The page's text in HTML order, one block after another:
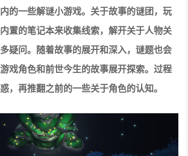
的一些解谜小游戏。关于故事的谜团，玩
置的笔记本来收集线索，解开关于人物关
疑问。随着故事的展开和深入，谜题也会
戏角色和前世今生的故事展开探索。过程
，再推翻之前的一些关于角色的认知。